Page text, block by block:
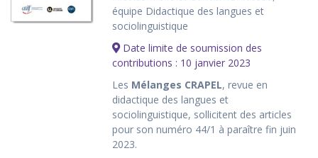
équipe Didactique des langues et
sociolinguistique
Date limite de soumission des
contributions : 10 janvier 2023
Les Mélanges CRAPEL, revue en
didactique des langues et
sociolinguistique, sollicitent des articles
pour son numéro 44/1 à paraître fin juin
2023.